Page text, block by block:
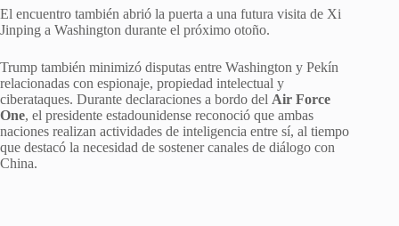
El encuentro también abrió la puerta a una futura visita de Xi
Jinping a Washington durante el próximo otoño.
Trump también minimizó disputas entre Washington y Pekín
relacionadas con espionaje, propiedad intelectual y
ciberataques. Durante declaraciones a bordo del Air Force
One, el presidente estadounidense reconoció que ambas
naciones realizan actividades de inteligencia entre sí, al tiempo
que destacó la necesidad de sostener canales de diálogo con
China.